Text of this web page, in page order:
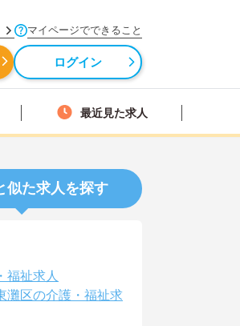
マイページでできること
ログイン
最近見た求人
似た求人を探す
福祉求人
灘区の介護・福祉求